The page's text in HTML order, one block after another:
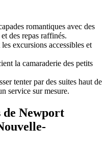
romantiques avec des
des repas raffinés.
excursions accessibles et
la camaraderie des petits
tenter par des suites haut de
service sur mesure.
de Newport